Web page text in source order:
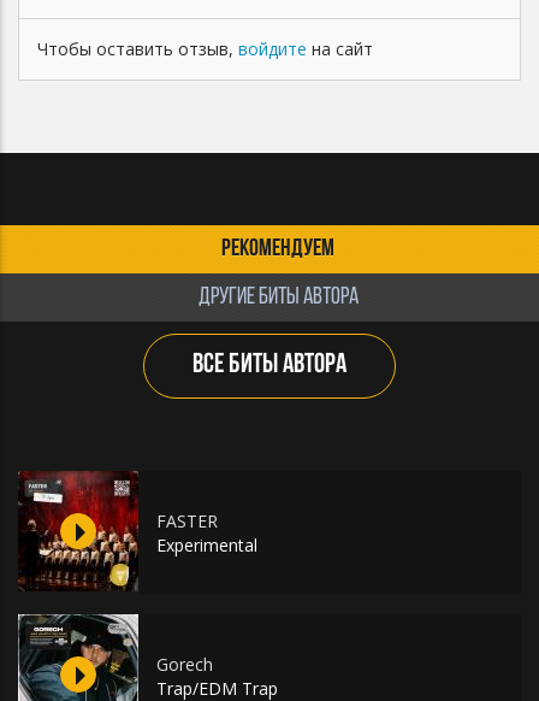
Чтобы оставить отзыв, войдите на сайт
РЕКОМЕНДУЕМ
ДРУГИЕ БИТЫ АВТОРА
ВСЕ БИТЫ АВТОРА
FASTER
Experimental
Gorech
Trap/EDM Trap